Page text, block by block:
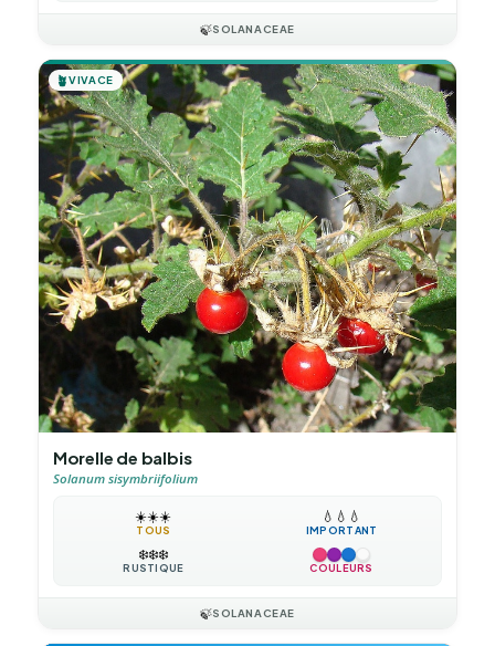
🍃SOLANACEAE
🪴VIVACE
Morelle de balbis
Solanum sisymbriifolium
☀️☀️☀️
TOUS
💧 💧 💧
IMPORTANT
❄️❄️❄️
RUSTIQUE COULEURS
🍃SOLANACEAE